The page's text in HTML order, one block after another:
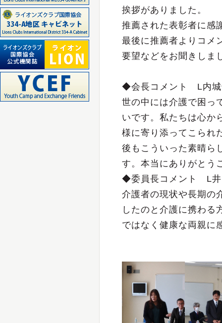
挨拶がありました。
推薦された表彰者に感
最後に推薦者よりコメ
要望などをお聞きしま
◆会長コメント L内城
世の中には介護で困っ
いです。私たちは心か
様に寄り添ってこられ
後もこういった素晴ら
す。本当にありがとう
◆委員長コメント L井
介護者の現状や長期の
したのと介護に携わる
ではなく健康な両親に